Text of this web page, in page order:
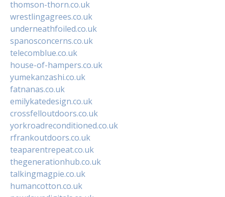
thomson-thorn.co.uk
wrestlingagrees.co.uk
underneathfoiled.co.uk
spanosconcerns.co.uk
telecomblue.co.uk
house-of-hampers.co.uk
yumekanzashi.co.uk
fatnanas.co.uk
emilykatedesign.co.uk
crossfelloutdoors.co.uk
yorkroadreconditioned.co.uk
rfrankoutdoors.co.uk
teaparentrepeat.co.uk
thegenerationhub.co.uk
talkingmagpie.co.uk
humancotton.co.uk